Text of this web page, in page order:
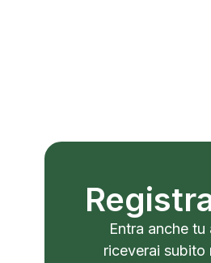
Entra anche
riceverai subito